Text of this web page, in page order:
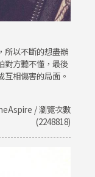
所以不斷的想盡辦
對方聽不懂，最後
相傷害的局面。
/ 瀏覽次數
(2248818)